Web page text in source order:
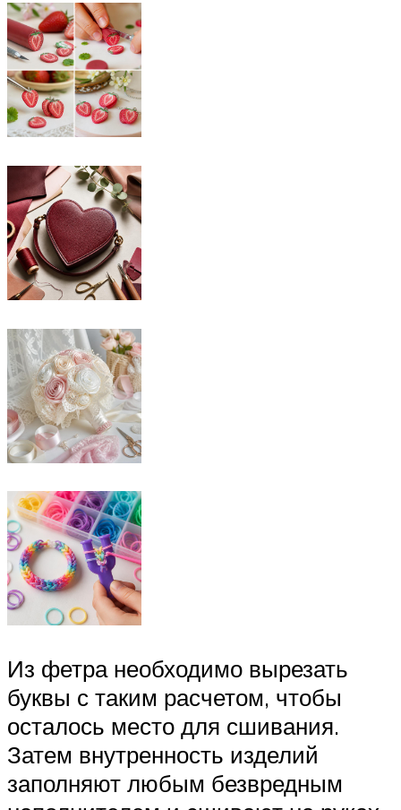
Из фетра необходимо вырезать
буквы с таким расчетом, чтобы
осталось место для сшивания.
Затем внутренность изделий
заполняют любым безвредным